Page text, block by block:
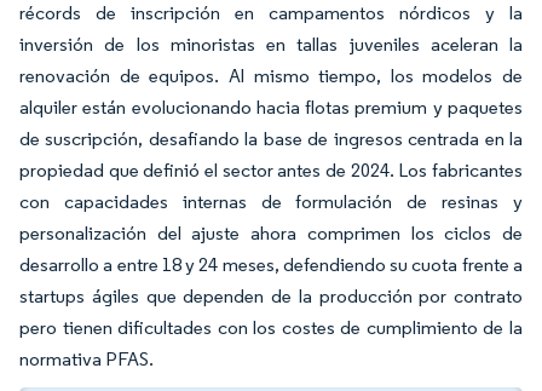
récords de inscripción en campamentos nórdicos y la
inversión de los minoristas en tallas juveniles aceleran la
renovación de equipos. Al mismo tiempo, los modelos de
alquiler están evolucionando hacia flotas premium y paquetes
de suscripción, desafiando la base de ingresos centrada en la
propiedad que definió el sector antes de 2024. Los fabricantes
con capacidades internas de formulación de resinas y
personalización del ajuste ahora comprimen los ciclos de
desarrollo a entre 18 y 24 meses, defendiendo su cuota frente a
startups ágiles que dependen de la producción por contrato
pero tienen dificultades con los costes de cumplimiento de la
normativa PFAS.